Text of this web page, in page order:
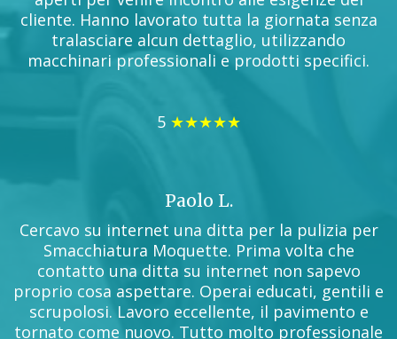
cliente. Hanno lavorato tutta la giornata senza
tralasciare alcun dettaglio, utilizzando
macchinari professionali e prodotti specifici.
5 ★★★★★
Paolo L.
Cercavo su internet una ditta per la pulizia per
Smacchiatura Moquette. Prima volta che
contatto una ditta su internet non sapevo
proprio cosa aspettare. Operai educati, gentili e
scrupolosi. Lavoro eccellente, il pavimento e
tornato come nuovo. Tutto molto professionale